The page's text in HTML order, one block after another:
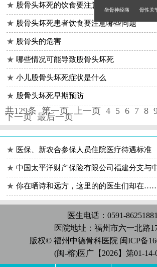
坐骨神经痛 骨性关
★ 股骨头坏死的饮食要注意什么
★ 股骨头坏死患者饮食要注意哪些问题
★ 股骨头的危害
★ 哪些情况可能导致股骨头坏死
★小儿股骨头坏死症状是什么
★ 股骨头坏死早期预防
共129条 第一页 上一页 4 5 6 7 8
下一页 最后一页
★ 医保、新农合参保人员住院医疗待遇标准
★中国太平洋财产保险有限公司福建分支与
★你在晒诗和远方，这里的的医生们却在
医生电话：0591-86251881
医院地址：福州市六一北路
版权© 福州中德骨科医院 闽ICP备
(闽-榕)医广【2026】第01-14-